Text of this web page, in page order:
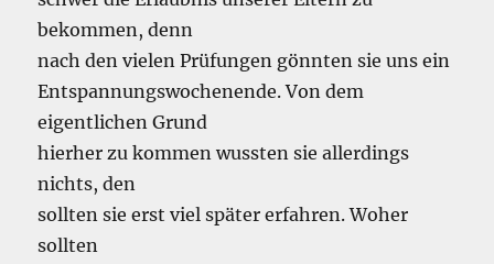
bekommen, denn
nach den vielen Prüfungen gönnten sie uns ein
Entspannungswochenende. Von dem
eigentlichen Grund
hierher zu kommen wussten sie allerdings
nichts, den
sollten sie erst viel später erfahren. Woher
sollten